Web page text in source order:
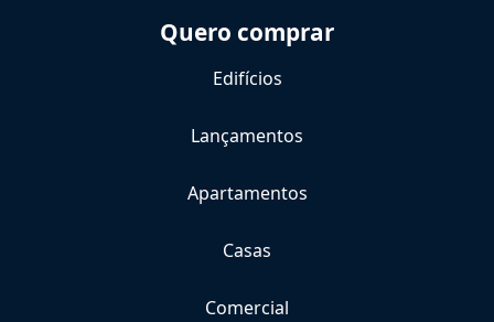
Quero comprar
Edifícios
Lançamentos
Apartamentos
Casas
Comercial